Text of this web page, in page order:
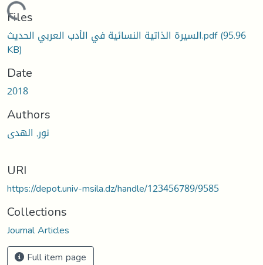
Loading...
Files
السيرة الذاتية النسائية في الأدب العربي الحديث.pdf(95.96
KB)
Date
2018
Authors
نور, الهدى
URI
https://depot.univ-msila.dz/handle/123456789/9585
Collections
Journal Articles
Full item page